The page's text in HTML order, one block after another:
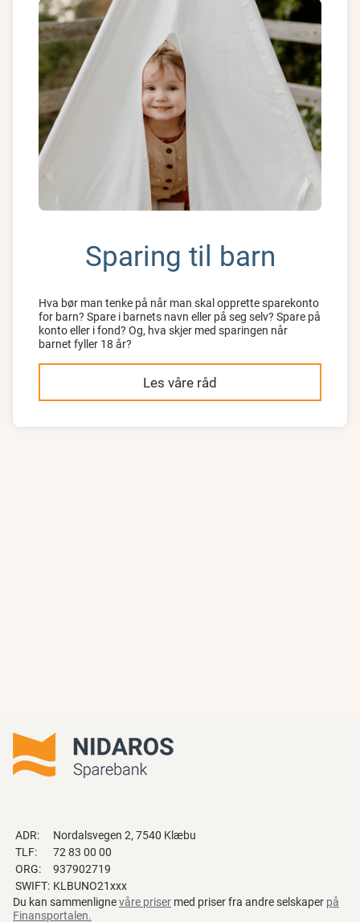
Sparing til barn
Hva bør man tenke på når man skal opprette sparekonto
for barn? Spare i barnets navn eller på seg selv? Spare på
konto eller i fond? Og, hva skjer med sparingen når
barnet fyller 18 år?
Les våre råd
ADR:
Nordalsvegen 2, 7540 Klæbu
TLF:
72 83 00 00
ORG:
937902719
SWIFT: KLBUNO21xxx
Du kan sammenlignevåre priser med priser fra andre selskaper på
Finansportalen.